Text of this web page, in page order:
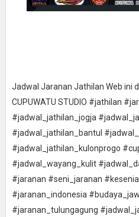
Jadwal Jaranan Jathilan Web ini
CUPUWATU STUDIO #jathilan
#jadwal_jathilan_jogja
#jadwal_jathilan_bantul
#jadwal_jathilan_kulonprogo
#jadwal_wayang_kulit
#jaranan #seni_jaranan
#jaranan_indonesia
#jaranan_tulungagung